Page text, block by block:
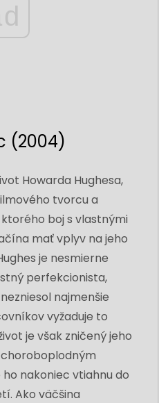
(2004)
Howarda Hughesa,
tvorcu a
boj s vlastnými
mať vplyv na jeho
je nesmierne
perfekcionista,
najmenšie
vyžaduje to
je však zničený jeho
nakoniec vtiahnu do
Ako väčšina